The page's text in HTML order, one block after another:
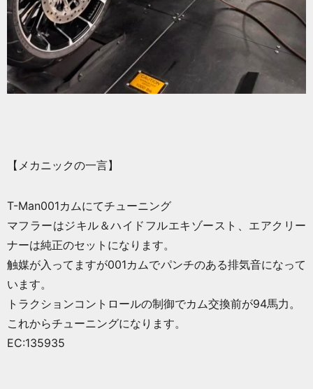
【メカニックの一言】
T-Man001カムにてチューニング
マフラーはジキル＆ハイドフルエキゾースト、エアクリー
ナーは純正のセットになります。
触媒が入ってますが001カムでパンチのある排気音になって
います。
トラクションコントロールの制御でカム交換前が94馬力。
これからチューニングになります。
EC:135935